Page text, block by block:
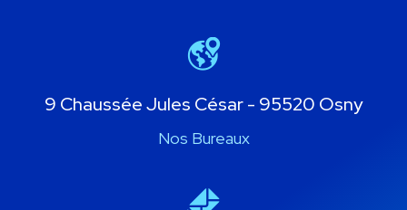
9 Chaussée Jules César - 95520 Osny
Nos Bureaux